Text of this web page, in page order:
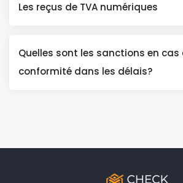
Les reçus de TVA numériques
Quelles sont les sanctions en cas
conformité dans les délais?